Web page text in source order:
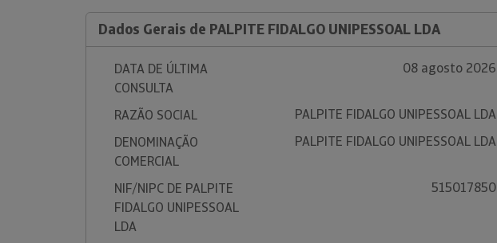
Dados Gerais de PALPITE FIDALGO UNIPESSOAL LDA
DATA DE ÚLTIMA
CONSULTA
08 agosto 2026
RAZÃO SOCIAL
PALPITE FIDALGO UNIPESSOAL LDA
DENOMINAÇÃO
COMERCIAL
PALPITE FIDALGO UNIPESSOAL LDA
NIF/NIPC DE PALPITE
FIDALGO UNIPESSOAL
LDA
515017850